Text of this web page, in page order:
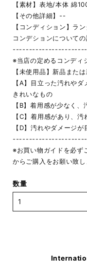
【素材】表地/本体 綿
【その他詳細】--
【コンディション】ラ
コンデションについて
※当店の定めるコンディ
【未使用品】新品また
【A】目立った汚れや
きれいなもの
【B】着用感が少なく
【C】着用感があり、
【D】汚れやダメージが
※お買い物ガイドを必ず
からご購入をお願い致し
数量